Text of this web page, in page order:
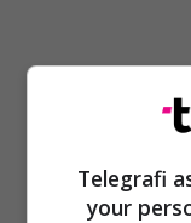
Telegrafi
your